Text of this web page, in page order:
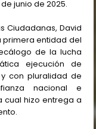
junio de 2025.
Ciudadanas, David
primera entidad del
de la lucha
ejecución de
con pluralidad de
nacional e
cual hizo entrega a